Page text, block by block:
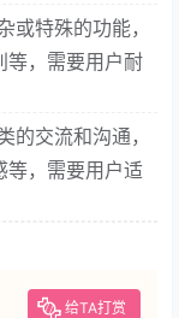
特殊的功能，
等，需要用户耐
交流和沟通，
等，需要用户适
给TA打赏